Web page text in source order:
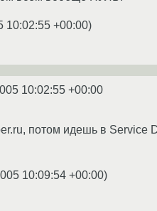
10:02:55 +00:00)
10:02:55 +00:00
потом идешь в Service
10:09:54 +00:00)